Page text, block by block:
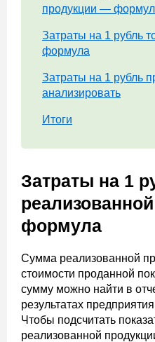
продукции —
Затраты на 1 рубль
формула
Затраты на 1 рубль
анализировать
Итоги
Затраты на 1
формула
Сумма реализованной
стоимости проданной
сумму можно найти в
результатах
Чтобы подсчитать
реализованной